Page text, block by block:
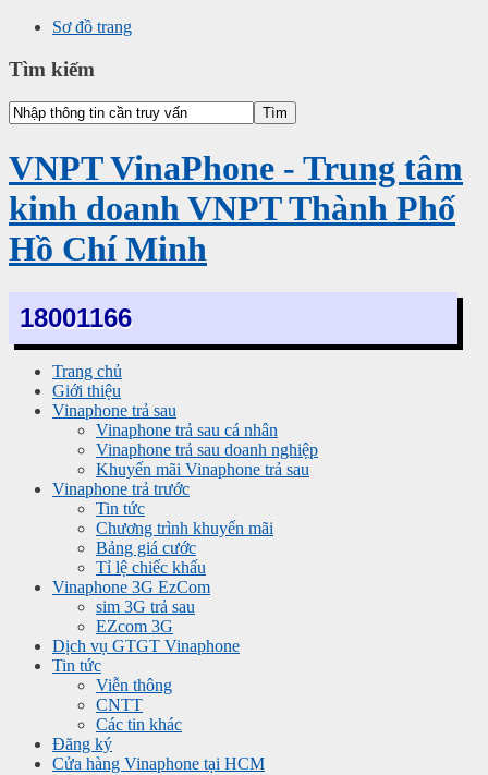
Sơ đồ trang
Tìm kiếm
VNPT VinaPhone - Trung tâm
kinh doanh VNPT Thành Phố
Hồ Chí Minh
18001166
Trang chủ
Giới thiệu
Vinaphone trả sau
Vinaphone trả sau cá nhân
Vinaphone trả sau doanh nghiệp
Khuyến mãi Vinaphone trả sau
Vinaphone trả trước
Tin tức
Chương trình khuyến mãi
Bảng giá cước
Tỉ lệ chiếc khấu
Vinaphone 3G EzCom
sim 3G trả sau
EZcom 3G
Dịch vụ GTGT Vinaphone
Tin tức
Viễn thông
CNTT
Các tin khác
Đăng ký
Cửa hàng Vinaphone tại HCM